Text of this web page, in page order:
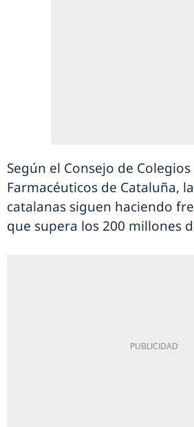
Según el Consejo de Colegios
Farmacéuticos de Cataluña,
catalanas siguen haciendo
que supera los 200 millones